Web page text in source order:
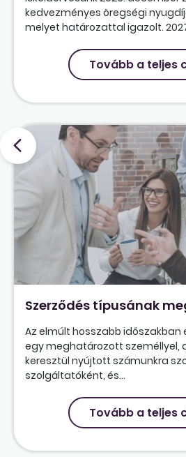
kedvezményes öregségi
melyet határozattal igazolt.
Tovább a teljes
Szerződés típusának
Az elmúlt hosszabb
egy meghatározott személlyel,
keresztül nyújtott számunkra
szolgáltatóként, és...
Tovább a teljes